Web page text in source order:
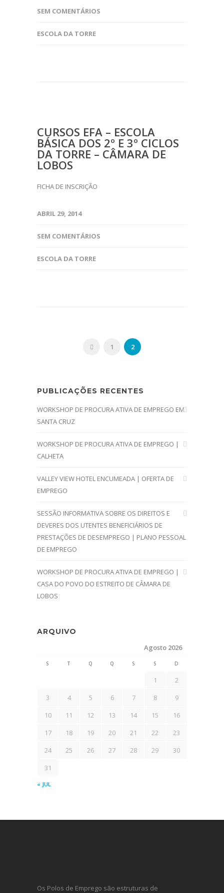
SEM COMENTÁRIOS
ESCOLA DA TORRE
CURSOS EFA – ESCOLA
BÁSICA DOS 2º E 3º CICLOS
DA TORRE – CÂMARA DE
LOBOS
FICHA DE INSCRIÇÃO
ABRIL 29, 2014
SEM COMENTÁRIOS
ESCOLA DA TORRE
1 2
PUBLICAÇÕES RECENTES
WORKSHOP DE PROCURA ATIVA DE EMPREGO EM
SANTA CRUZ
WORKSHOP DE PROCURA ATIVA DE EMPREGO |
CALHETA
VALLEY VIEW HOTEL ENCUMEADA | OFERTA DE
EMPREGO
SESSÃO INFORMATIVA SOBRE OS DIREITOS E
DEVERES DOS UTENTES BENEFICIÁRIOS DE
PRESTAÇÕES DE DESEMPREGO | PLANO PESSOAL
DE EMPREGO
WORKSHOP DE PROCURA ATIVA DE EMPREGO |
CASA DO POVO DO ESTREITO DE CÂMARA DE
LOBOS
ARQUIVO
Agosto 2026
S T Q Q S S D
« JUL
1
2
3
4 5 6 7 8
9
10
11 12 13 14 15
16
17
18 19 20 21 22
23
24
25 26 27 28 29
30
31
Os Polos de Emprego são estruturas de